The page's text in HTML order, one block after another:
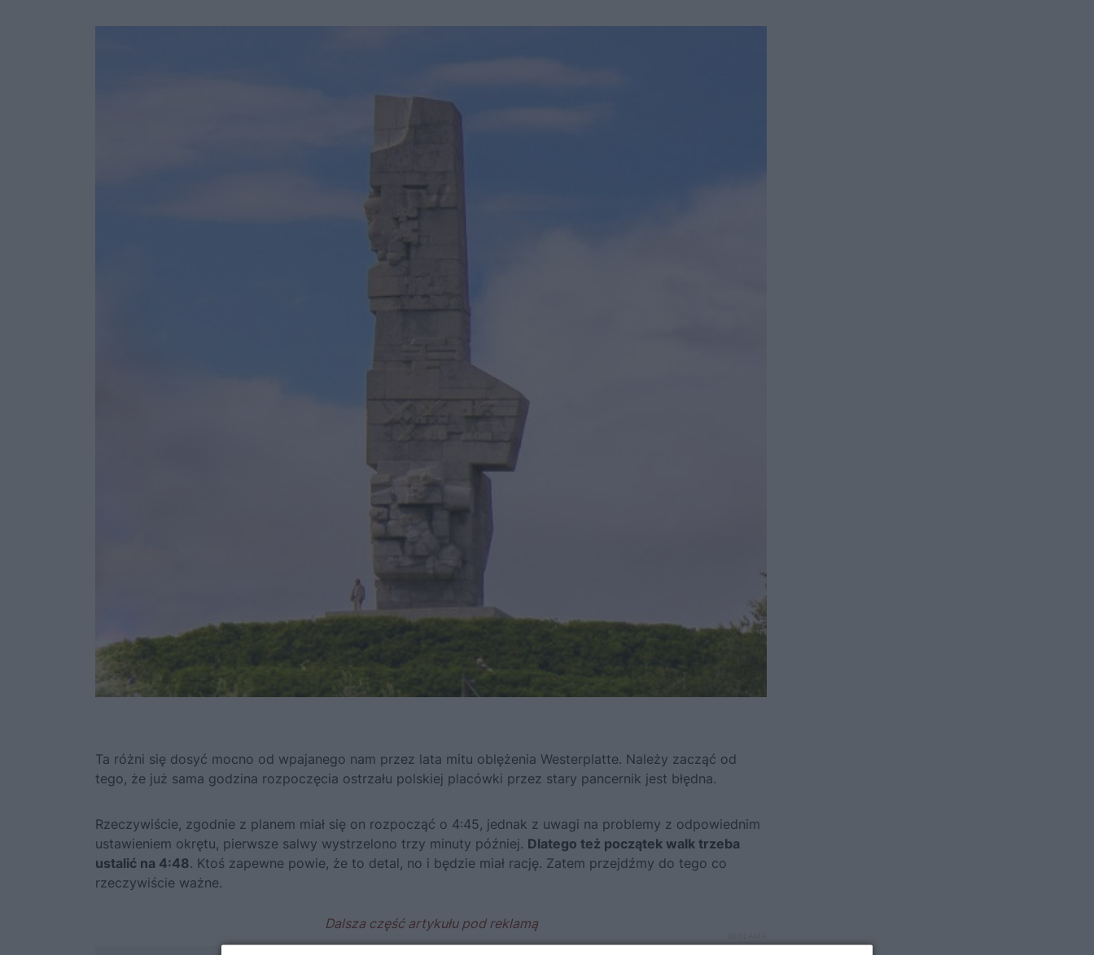
Ta różni się dosyć mocno od wpajanego nam przez lata mitu oblężenia Westerplatte. Należy zacząć od
tego, że już sama godzina rozpoczęcia ostrzału polskiej placówki przez stary pancernik jest błędna.
Rzeczywiście, zgodnie z planem miał się on rozpocząć o 4:45, jednak z uwagi na problemy z odpowiednim
ustawieniem okrętu, pierwsze salwy wystrzelono trzy minuty później. Dlatego też początek walk trzeba
ustalić na 4:48. Ktoś zapewne powie, że to detal, no i będzie miał rację. Zatem przejdźmy do tego co
rzeczywiście ważne.